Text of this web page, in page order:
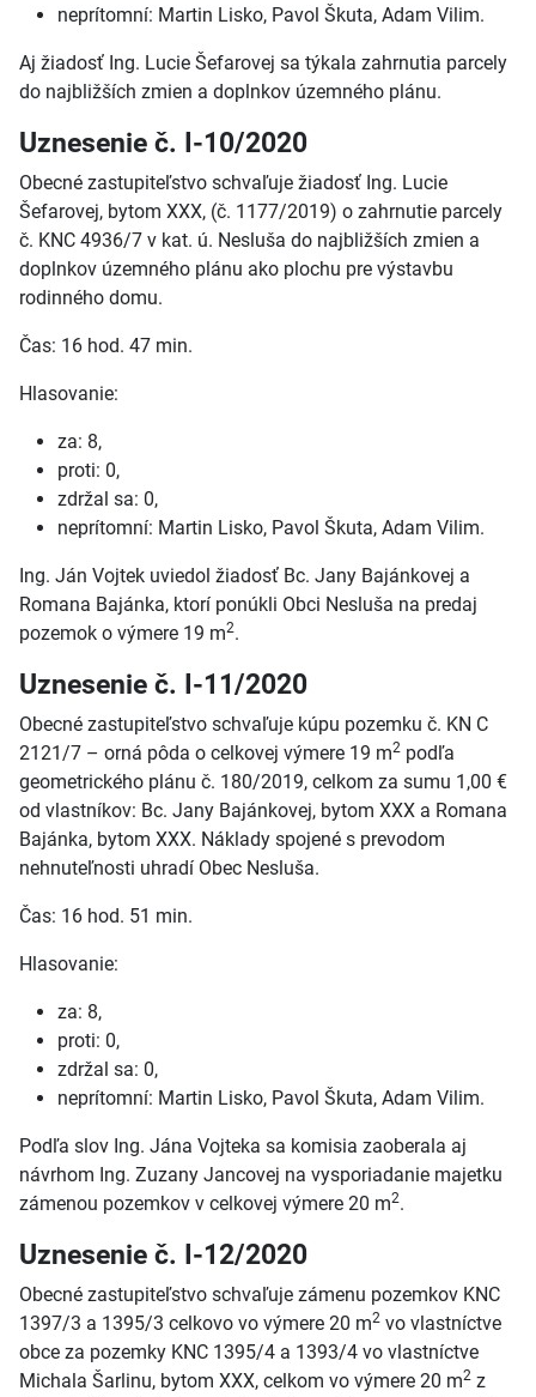
neprítomní: Martin Lisko, Pavol Škuta, Adam Vilim.
Aj žiadosť Ing. Lucie Šefarovej sa týkala zahrnutia parcely
do najbližších zmien a doplnkov územného plánu.
Uznesenie č. I-10/2020
Obecné zastupiteľstvo schvaľuje žiadosť Ing. Lucie
Šefarovej, bytom XXX, (č. 1177/2019) o zahrnutie parcely
č. KNC 4936/7 v kat. ú. Nesluša do najbližších zmien a
doplnkov územného plánu ako plochu pre výstavbu
rodinného domu.
Čas: 16 hod. 47 min.
Hlasovanie:
za: 8,
proti: 0,
zdržal sa: 0,
neprítomní: Martin Lisko, Pavol Škuta, Adam Vilim.
Ing. Ján Vojtek uviedol žiadosť Bc. Jany Bajánkovej a
Romana Bajánka, ktorí ponúkli Obci Nesluša na predaj
pozemok o výmere 19 m2.
Uznesenie č. I-11/2020
Obecné zastupiteľstvo schvaľuje kúpu pozemku č. KN C
2121/7 – orná pôda o celkovej výmere 19 m2 podľa
geometrického plánu č. 180/2019, celkom za sumu 1,00 €
od vlastníkov: Bc. Jany Bajánkovej, bytom XXX a Romana
Bajánka, bytom XXX. Náklady spojené s prevodom
nehnuteľnosti uhradí Obec Nesluša.
Čas: 16 hod. 51 min.
Hlasovanie:
za: 8,
proti: 0,
zdržal sa: 0,
neprítomní: Martin Lisko, Pavol Škuta, Adam Vilim.
Podľa slov Ing. Jána Vojteka sa komisia zaoberala aj
návrhom Ing. Zuzany Jancovej na vysporiadanie majetku
zámenou pozemkov v celkovej výmere 20 m2.
Uznesenie č. I-12/2020
Obecné zastupiteľstvo schvaľuje zámenu pozemkov KNC
1397/3 a 1395/3 celkovo vo výmere 20 m2 vo vlastníctve
obce za pozemky KNC 1395/4 a 1393/4 vo vlastníctve
Michala Šarlinu, bytom XXX, celkom vo výmere 20 m2 z